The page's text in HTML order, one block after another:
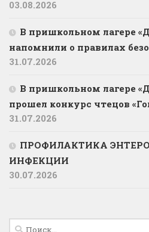
03.08.2026
В пришкольном лагере
напомнили о правилах
31.07.2026
В пришкольном лагере
прошел конкурс чтецов
31.07.2026
ПРОФИЛАКТИКА
ИНФЕКЦИИ
30.07.2026
Найти: